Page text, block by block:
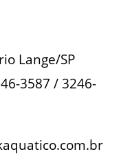
Lange/SP
3587 / 3246-